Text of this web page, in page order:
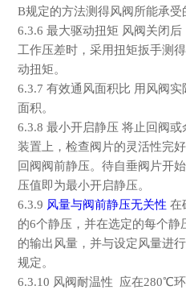
B规定的方法测得风阀所能承受
6.3.6 最大驱动扭矩 风阀关闭
工作压差时，采用扭矩扳手测
动扭矩。
6.3.7 有效通风面积比 用风阀
面积。
6.3.8 最小开启静压 将止回阀或
装置上，检查阀片的灵活性完
回阀阀前静压。待自垂阀片开
压值即为最小开启静压。
6.3.9 风量与阀前静压无关性 在
的6个静压，并在选定的每个静
的输出风量，并与设定风量进
规定。
6.3.10 风阀耐温性 应在280℃